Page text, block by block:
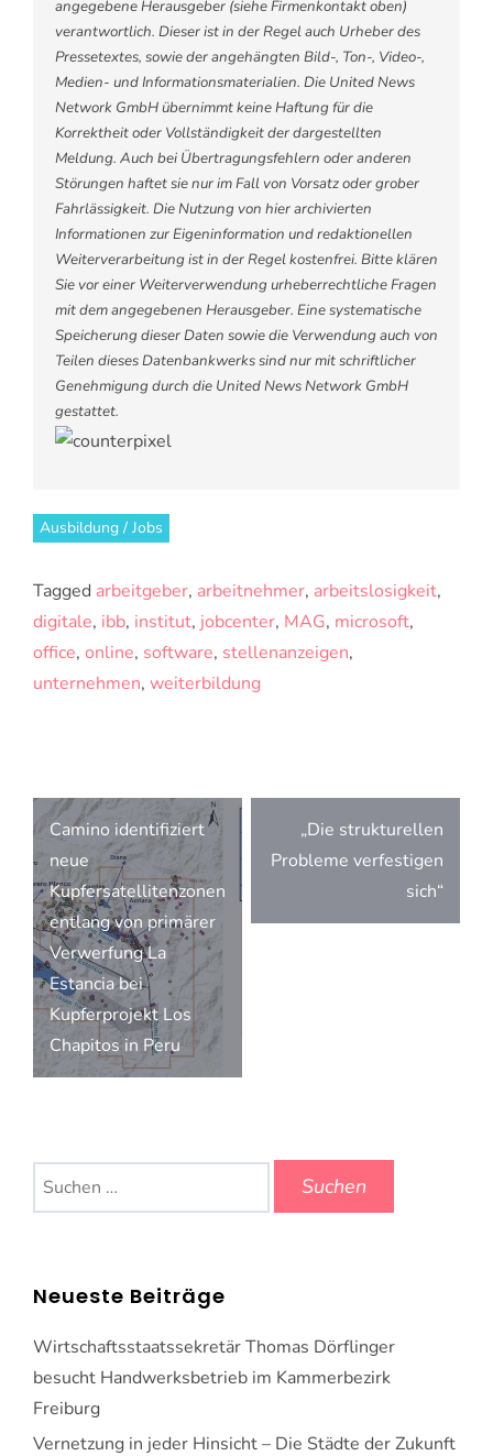
angegebene Herausgeber (siehe Firmenkontakt oben)
verantwortlich. Dieser ist in der Regel auch Urheber des
Pressetextes, sowie der angehängten Bild-, Ton-, Video-,
Medien- und Informationsmaterialien. Die United News
Network GmbH übernimmt keine Haftung für die
Korrektheit oder Vollständigkeit der dargestellten
Meldung. Auch bei Übertragungsfehlern oder anderen
Störungen haftet sie nur im Fall von Vorsatz oder grober
Fahrlässigkeit. Die Nutzung von hier archivierten
Informationen zur Eigeninformation und redaktionellen
Weiterverarbeitung ist in der Regel kostenfrei. Bitte klären
Sie vor einer Weiterverwendung urheberrechtliche Fragen
mit dem angegebenen Herausgeber. Eine systematische
Speicherung dieser Daten sowie die Verwendung auch von
Teilen dieses Datenbankwerks sind nur mit schriftlicher
Genehmigung durch die United News Network GmbH
gestattet.
Ausbildung / Jobs
Tagged arbeitgeber, arbeitnehmer, arbeitslosigkeit,
digitale, ibb, institut, jobcenter, MAG, microsoft,
office, online, software, stellenanzeigen,
unternehmen, weiterbildung
Beitragsnavigation
Camino identifiziert
neue
Kupfersatellitenzonen
entlang von primärer
Verwerfung La
Estancia bei
Kupferprojekt Los
Chapitos in Peru
„Die strukturellen
Probleme verfestigen
sich“
Suchen
nach:
Neueste Beiträge
Wirtschaftsstaatssekretär Thomas Dörflinger
besucht Handwerksbetrieb im Kammerbezirk
Freiburg
Vernetzung in jeder Hinsicht – Die Städte der Zukunft